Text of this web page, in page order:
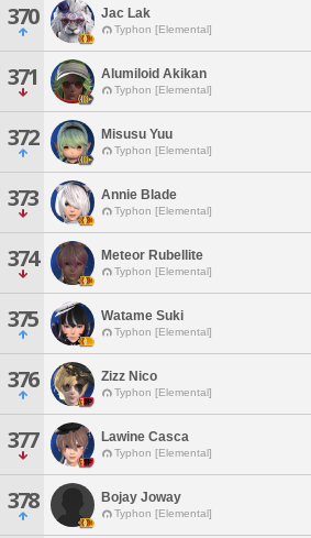
370 Jac Lak
Typhon [Elemental]
371 Alumiloid Akikan
Typhon [Elemental]
372 Misusu Yuu
Typhon [Elemental]
373 Annie Blade
Typhon [Elemental]
374 Meteor Rubellite
Typhon [Elemental]
375 Watame Suki
Typhon [Elemental]
376 Zizz Nico
Typhon [Elemental]
377 Lawine Casca
Typhon [Elemental]
378 Bojay Joway
Typhon [Elemental]